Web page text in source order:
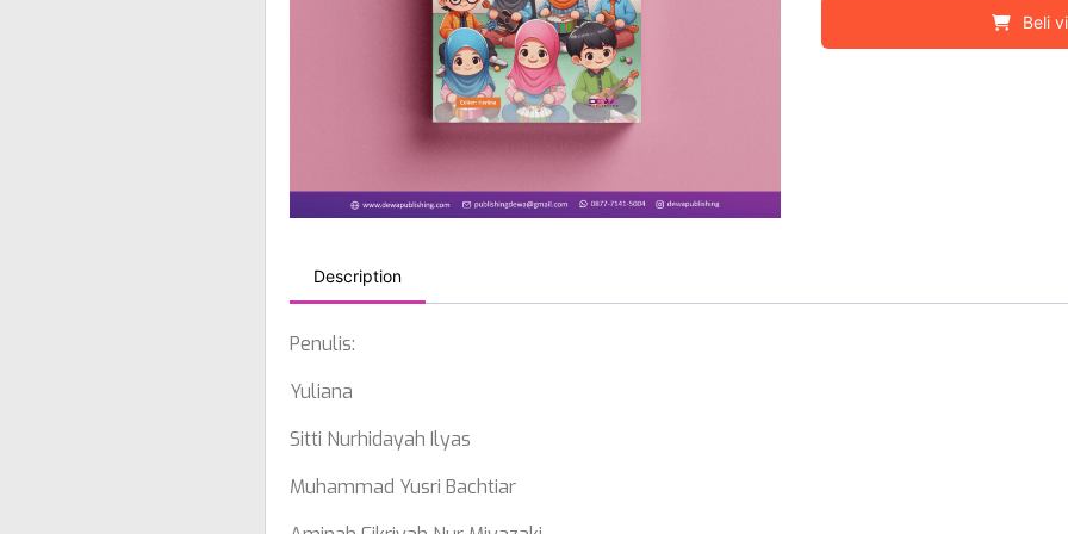
Beli
Description
Penulis:
Yuliana
Sitti Nurhidayah Ilyas
Muhammad Yusri Bachtiar